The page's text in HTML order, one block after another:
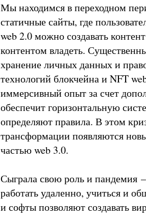
Мы находимся в переходном
статичные сайты, где
web 2.0 можно создавать
контентом владеть.
хранение личных данных и
технологий блокчейна и NFT
иммерсивный опыт за счет
обеспечит горизонтальную
определяют правила. В этом
трансформации появляются
частью web 3.0.
Сыграла свою роль и пандемия
работать удаленно, учиться и
и софты позволяют создавать